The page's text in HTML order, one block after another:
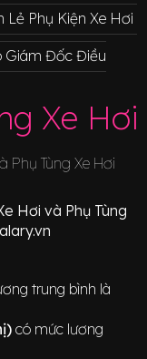
Lẻ Phụ Kiện Xe Hơi
Giám Đốc Điều Hành
Xe Hơi
Phụ Tùng Xe Hơi
Hơi và Phụ Tùng
trung bình là
có mức lương